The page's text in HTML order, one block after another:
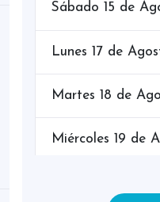
Sábado 15 de
Lunes 17 de
Martes 18 de
Miércoles 19 de